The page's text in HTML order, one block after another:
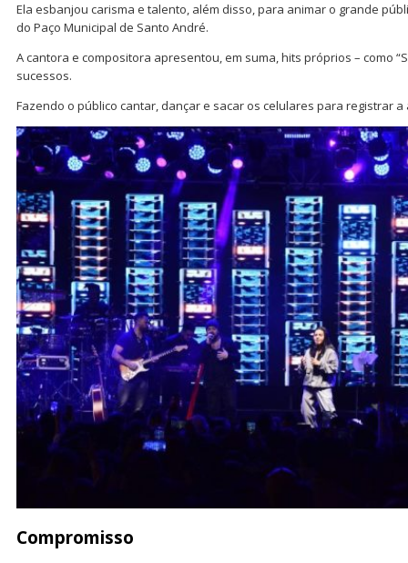
Ela esbanjou carisma e talento, além disso, para animar o grande
do Paço Municipal de Santo André.
A cantora e compositora apresentou, em suma, hits próprios – como
sucessos.
Fazendo o público cantar, dançar e sacar os celulares para registrar
Compromisso